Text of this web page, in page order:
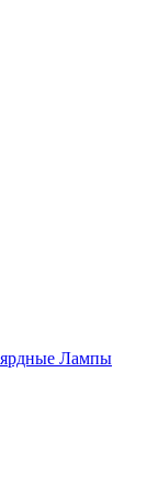
Лампы